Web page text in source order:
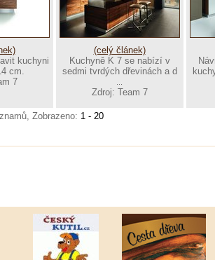
kuchyni
cm.
7
(celý článek)
Kuchyně K 7 se nabízí v
sedmi tvrdých dřevinách a d
Zdroj: Team 7
Zobrazeno: 1 - 20